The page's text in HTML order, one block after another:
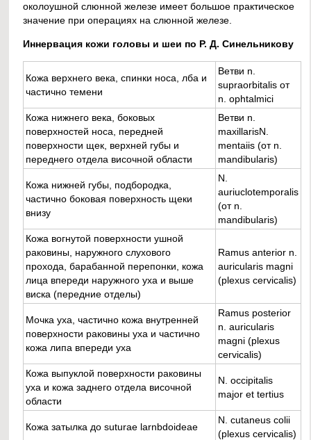
околоушной слюнной железе имеет большое практическое
значение при операциях на слюнной железе.
Иннервация кожи головы и шеи по Р. Д. Синельникову
Кожа верхнего века, спинки носа, лба и
частично темени
Ветви n.
supraorbitalis от
n. ophtalmici
Кожа нижнего века, боковых
поверхностей носа, передней
поверхности щек, верхней губы и
переднего отдела височной области
Ветви n.
maxillarisN.
mentaiis (от n.
mandibularis)
Кожа нижней губы, подбородка,
частично боковая поверхность щеки
внизу
N.
auriuclotemporalis
(от n.
mandibularis)
Кожа вогнутой поверхности ушной
раковины, наружного слухового
прохода, барабанной перепонки, кожа
лица впереди наружного уха и выше
виска (передние отделы)
Ramus anterior n.
auricularis magni
(plexus cervicalis)
Мочка уха, частично кожа внутренней
поверхности раковины уха и частично
кожа липа впереди уха
Ramus posterior
n. auricularis
magni (plexus
cervicalis)
Кожа выпуклой поверхности раковины
уха и кожа заднего отдела височной
области
N. occipitalis
major et tertius
Кожа затылка до suturae larnbdoideae
N. cutaneus colii
(plexus cervicalis)